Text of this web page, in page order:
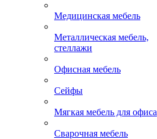
Медицинская мебель
Металлическая мебель,
стеллажи
Офисная мебель
Сейфы
Мягкая мебель для офиса
Сварочная мебель